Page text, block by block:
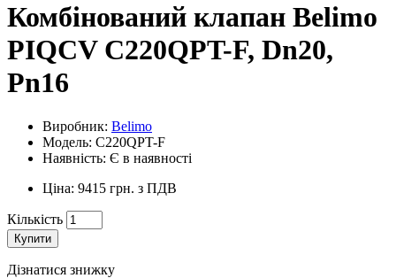
Комбінований клапан Belimo
PIQCV C220QPT-F, Dn20,
Pn16
Виробник: Belimo
Модель: C220QPT-F
Наявність: Є в наявності
Ціна: 9415 грн. з ПДВ
Кількість
Купити
Дізнатися знижку